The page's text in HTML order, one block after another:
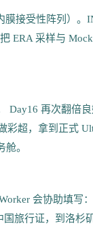
接受性阵列）。
ERA 采样与
Day16 再次翻倍
超，拿到正式
。
会协助填写
旅行证，到洛杉